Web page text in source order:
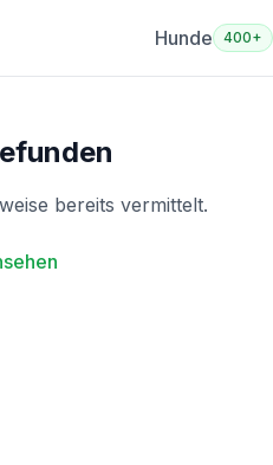
Hunde 400+
bereits vermittelt.